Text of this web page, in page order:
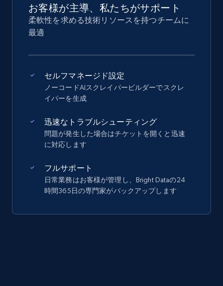
お客様が主導、私たちがサポート
柔軟性を求める技術リソースを持つチームに
最適
セルフマネージド設定
ノーコードAIスクレイパービルダーでスクレ
イパーを生成
迅速なトラブルシューティング
問題が発生した場合はチケットを開くと迅速
に対応します
フルサポート
日常業務はお客様が管理し、Bright Dataの24
時間365日の専門家がバックアップします